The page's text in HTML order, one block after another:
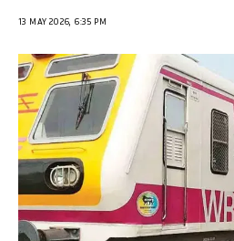
13 MAY 2026, 6:35 PM